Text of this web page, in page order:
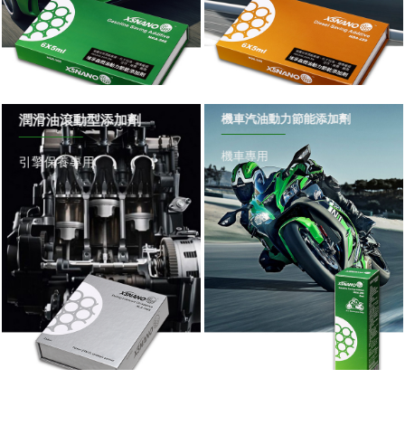
潤滑油滾動型添加劑
引擎保養專用
機車汽油動力節能添加劑
機車專用